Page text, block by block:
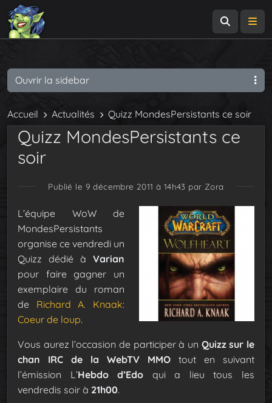
Accueil Actualités Quizz MondesPersistants ce soir
Quizz MondesPersistants ce
soir
Publié le 9 décembre 2011 à 14h43 par Zora
L’équipe WoW de
MondesPersistants
organise ce vendredi un
Quizz dédié à Varian
pour faire gagner un
exemplaire du roman
de Richard A. Knaak:
Coeur de loup.
Vous aurez l’occasion de participer à un Quizz sur le
chan IRC de la WebTV MMO tout en suivant
l’émission L’Hebdo d’Edo qui a lieu tous les
vendredis soir à 21h00.
Ouvrir la sidebar